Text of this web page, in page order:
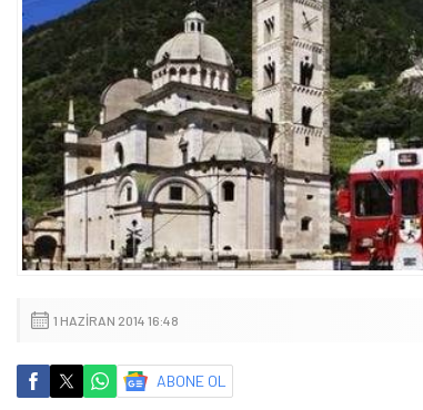
1 HAZIRAN 2014 16:48
ABONE OL